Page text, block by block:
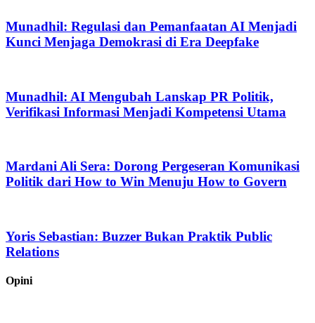
Munadhil: Regulasi dan Pemanfaatan AI Menjadi
Kunci Menjaga Demokrasi di Era Deepfake
Munadhil: AI Mengubah Lanskap PR Politik,
Verifikasi Informasi Menjadi Kompetensi Utama
Mardani Ali Sera: Dorong Pergeseran Komunikasi
Politik dari How to Win Menuju How to Govern
Yoris Sebastian: Buzzer Bukan Praktik Public
Relations
Opini